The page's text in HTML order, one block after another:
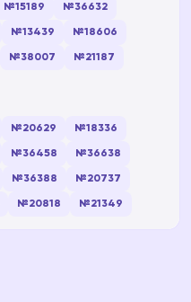
№15189 №36632
№13439 №18606
№38007 №21187
№20629 №18336
№36458 №36638
№36388 №20737
№20818 №21349